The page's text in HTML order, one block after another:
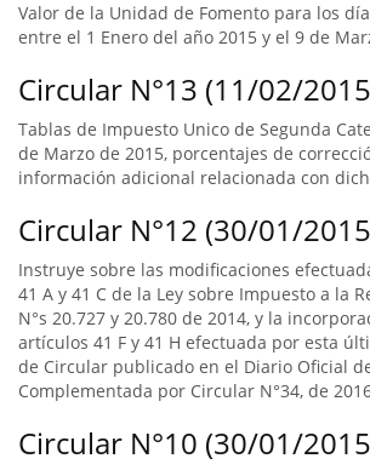
Valor de la Unidad de Fomento para los
entre el 1 Enero del año 2015 y el 9 de
Circular N°13 (11/02/
Tablas de Impuesto Unico de Segunda
de Marzo de 2015, porcentajes de
información adicional relacionada con
Circular N°12 (30/01/
Instruye sobre las modificaciones
41 A y 41 C de la Ley sobre Impuesto a la
N°s 20.727 y 20.780 de 2014, y la
artículos 41 F y 41 H efectuada por esta
de Circular publicado en el Diario Oficial
Complementada por Circular N°34, de
Circular N°10 (30/01/